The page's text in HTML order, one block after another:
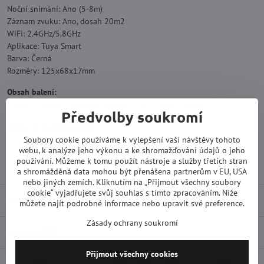
Noční snímání: Ano (5-8m)
Záznam zvuku: Ano, dosah 20m2
WiFi: 2.4GHz/5.8GHz
Aplikace: Tuya Smart
Barva: Černá
Rozměry: 125x68x17mm
Obsah balení:
Více z kategorie
Špionážní technika
Skryté kamery
V budíku/hodinách
WiFi kamery
Recenze 0
Předvolby soukromí
Soubory cookie používáme k vylepšení vaší návštěvy tohoto
webu, k analýze jeho výkonu a ke shromažďování údajů o jeho
používání. Můžeme k tomu použít nástroje a služby třetích stran
a shromážděná data mohou být přenášena partnerům v EU, USA
nebo jiných zemích. Kliknutím na „Přijmout všechny soubory
cookie“ vyjadřujete svůj souhlas s tímto zpracováním. Níže
můžete najít podrobné informace nebo upravit své preference.
Zásady ochrany soukromí
Přijmout všechny cookies